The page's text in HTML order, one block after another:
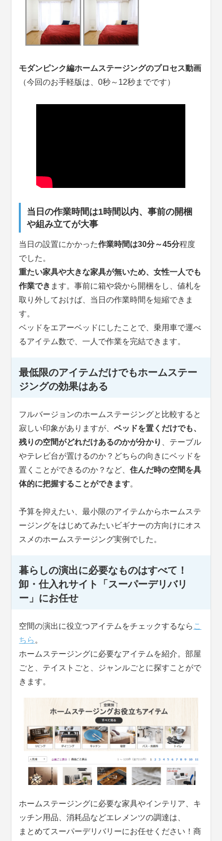
モダンピンク編ホームステージングのプロセス動画
（今回のお手軽版は、0秒～12秒までです）
当日の作業時間は1時間以内、事前の開梱
や組み立てが大事
当日の設置にかかった作業時間は30分～45分程度
でした。
重たい家具や大きな家具が無いため、女性一人でも
作業でき ます。事前に箱や袋から開梱をし、値札を
取り外しておけば、当日の作業時間を短縮できま
す。
ベッドをエアーベッドにしたことで、乗用車で運べ
るアイテム数で、一人で作業を完結できます。
最低限のアイテムだけでもホームステー
ジングの効果はある
フルバージョンのホームステージングと比較すると
寂しい印象がありますが、ベッドを置くだけでも、
残りの空間がどれだけあるのかが分かり 、テーブル
やテレビ台が置けるのか？どちらの向きにベッドを
置くことができるのか？など、住んだ時の空間を具
体的に把握することができます。
予算を抑えたい、最小限のアイテムからホームステ
ージングをはじめてみたいビギナーの方向けにオス
スメのホームステージング実例でした。
暮らしの演出に必要なものはすべて！
卸・仕入れサイト「スーパーデリバリ
ー」にお任せ
空間の演出に役立つアイテムをチェックするなら こ
ちら。
ホームステージングに必要なアイテムを紹介。部屋
ごと、テイストごと、ジャンルごとに探すことがで
きます。
ホームステージングに必要な家具やインテリア、キ
ッチン用品、消耗品などエレメンツの調達は、
まとめてスーパーデリバリーにお任せください！商